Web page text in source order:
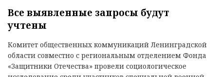
Все выявленные запросы будут
учтены
Комитет общественных коммуникаций Ленинградской
области совместно с региональным отделением Фонда
«Защитники Отечества» провели социологическое